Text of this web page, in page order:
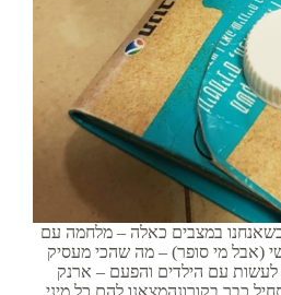
כשאנחנו במצבים כאלה – מלחמה עם
(אבל מי סופר) – מה שהכי מעסיק
לעשות עם הילדים והפעם – ארנק
כבר בקורונהמצאנו להם כל מיני